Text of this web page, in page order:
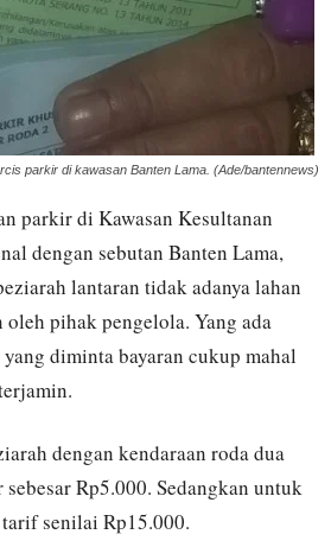
parkir di kawasan Banten Lama. (Ade/bantennews)
parkir di Kawasan Kesultanan
dengan sebutan Banten Lama,
lantaran tidak adanya lahan
pihak pengelola. Yang ada
diminta bayaran cukup mahal
dengan kendaraan roda dua
Rp5.000. Sedangkan untuk
senilai Rp15.000.